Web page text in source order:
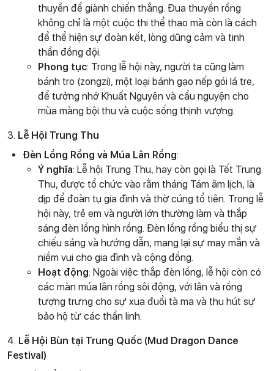
thuyền để giành chiến thắng. Đua thuyền rồng
không chỉ là một cuộc thi thể thao mà còn là cách
để thể hiện sự đoàn kết, lòng dũng cảm và tinh
thần đồng đội.
Phong tục: Trong lễ hội này, người ta cũng làm
bánh tro (zongzi), một loại bánh gạo nếp gói lá tre,
để tưởng nhớ Khuất Nguyên và cầu nguyện cho
mùa màng bội thu và cuộc sống thịnh vượng.
3. Lễ Hội Trung Thu
Đèn Lồng Rồng và Múa Lân Rồng:
Ý nghĩa: Lễ hội Trung Thu, hay còn gọi là Tết Trung
Thu, được tổ chức vào rằm tháng Tám âm lịch, là
dịp để đoàn tụ gia đình và thờ cúng tổ tiên. Trong lễ
hội này, trẻ em và người lớn thường làm và thắp
sáng đèn lồng hình rồng. Đèn lồng rồng biểu thị sự
chiếu sáng và hướng dẫn, mang lại sự may mắn và
niềm vui cho gia đình và cộng đồng.
Hoạt động: Ngoài việc thắp đèn lồng, lễ hội còn có
các màn múa lân rồng sôi động, với lân và rồng
tượng trưng cho sự xua đuổi tà ma và thu hút sự
bảo hộ từ các thần linh.
4. Lễ Hội Bùn tại Trung Quốc (Mud Dragon Dance
Festival)